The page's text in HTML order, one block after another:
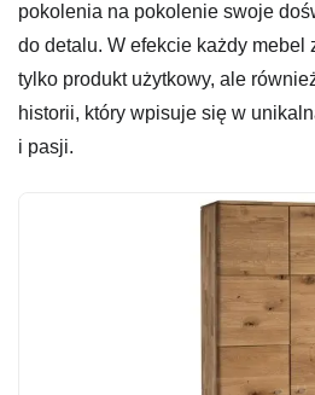
pokolenia na pokolenie swoje
do detalu. W efekcie każdy mebel
tylko produkt użytkowy, ale
historii, który wpisuje się w
i pasji.